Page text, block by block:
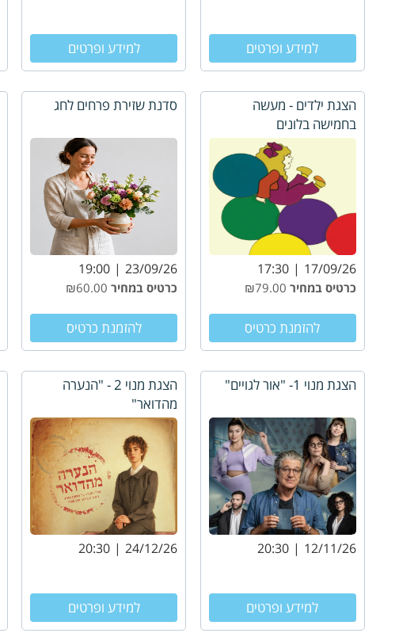
למידע ופרטים למידע ופרטים
הצגת ילדים - מעשה
בחמישה בלונים
17/09/26
17:30
כרטיס במחיר
להזמנת כרטיס
סדנת שזירת פרחים לחג
23/09/26
19:00
כרטיס במחיר₪60.00
להזמנת כרטיס
הצגת מנוי 1- "אור לגויים"
12/11/26
20:30
למידע ופרטים
הצגת מנוי 2 - "הנערה
מהדואר"
24/12/26
20:30
למידע ופרטים